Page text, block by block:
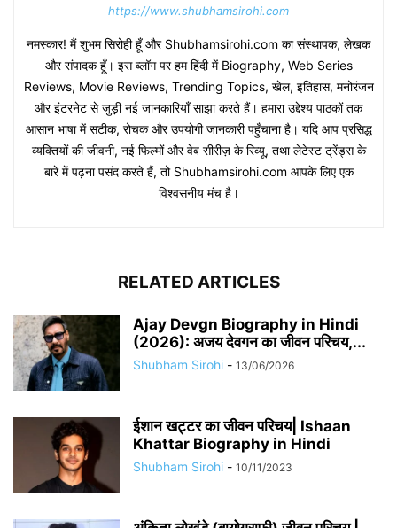
https://www.shubhamsirohi.com
नमस्कार! मैं शुभम सिरोही हूँ और Shubhamsirohi.com का संस्थापक, लेखक
और संपादक हूँ। इस ब्लॉग पर हम हिंदी में Biography, Web Series
Reviews, Movie Reviews, Trending Topics, खेल, इतिहास, मनोरंजन
और इंटरनेट से जुड़ी नई जानकारियाँ साझा करते हैं। हमारा उद्देश्य पाठकों तक
आसान भाषा में सटीक, रोचक और उपयोगी जानकारी पहुँचाना है। यदि आप प्रसिद्ध
व्यक्तियों की जीवनी, नई फिल्मों और वेब सीरीज़ के रिव्यू, तथा लेटेस्ट ट्रेंड्स के
बारे में पढ़ना पसंद करते हैं, तो Shubhamsirohi.com आपके लिए एक
विश्वसनीय मंच है।
RELATED ARTICLES
Ajay Devgn Biography in Hindi
(2026): अजय देवगन का जीवन परिचय,...
Shubham Sirohi - 13/06/2026
​​ईशान खट्टर का जीवन परिचय| Ishaan
Khattar Biography in Hindi
Shubham Sirohi - 10/11/2023